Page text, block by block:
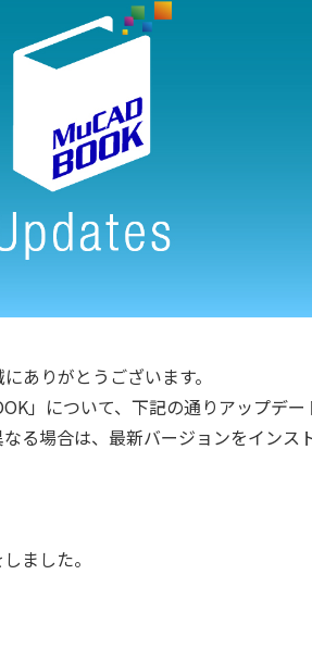
ありがとうございます。
」について、下記の通りアップデー
る場合は、最新バージョンをインス
ました。